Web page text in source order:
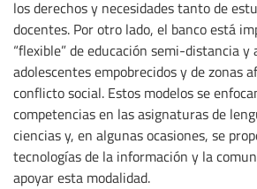
los derechos y necesidades tanto de
docentes. Por otro lado, el banco está
“flexible” de educación semi-distancia y
adolescentes empobrecidos y de zonas
conflicto social. Estos modelos se
competencias en las asignaturas de
ciencias y, en algunas ocasiones, se
tecnologías de la información y la
apoyar esta modalidad.